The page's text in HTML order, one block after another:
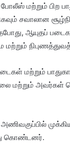
மற்றும் பிற
சவாலான
​​ஆயுதப்
மற்றும்
நிலை மற்றும்
கொண்டனர்.